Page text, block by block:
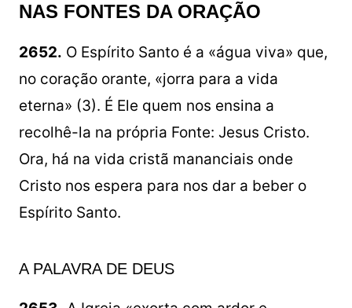
NAS FONTES DA ORAÇÃO
2652. O Espírito Santo é a «água viva» que,
no coração orante, «jorra para a vida
eterna» (3). É Ele quem nos ensina a
recolhê-la na própria Fonte: Jesus Cristo.
Ora, há na vida cristã mananciais onde
Cristo nos espera para nos dar a beber o
Espírito Santo.
A PALAVRA DE DEUS